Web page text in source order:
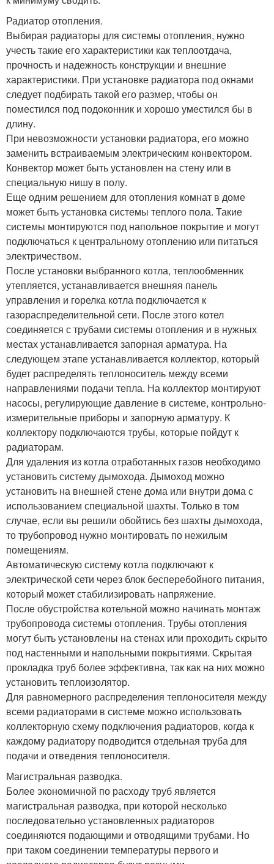
Радиатор отопления.
Выбирая радиаторы для системы отопления, нужно
учесть такие его характеристики как теплоотдача,
прочность и надежность конструкции и внешние
характеристики. При установке радиатора под окнами
следует подбирать такой его размер, чтобы он
поместился под подоконник и хорошо уместился бы в
длину.
При невозможности установки радиатора, его можно
заменить встраиваемым электрическим конвектором.
Конвектор может быть установлен на стену или в
специальную нишу в полу.
Еще одним решением для отопления комнат в доме
может быть установка системы теплого пола. Такие
системы монтируются под напольное покрытие и могут
подключаться к центральному отоплению или питаться
электричеством.
После установки выбранного котла, теплообменник
утепляется, устанавливается внешняя панель
управления и горелка котла подключается к
газораспределительной сети. После этого котел
соединяется с трубами системы отопления и в нужных
местах устанавливается запорная арматура. На
следующем этапе устанавливается коллектор, который
будет распределять теплоноситель между всеми
направлениями подачи тепла. На коллектор монтируют
насосы, регулирующие давление в системе, контрольно-
измерительные приборы и запорную арматуру. К
коллектору подключаются трубы, которые пойдут к
радиаторам.
Для удаления из котла отработанных газов необходимо
установить систему дымохода. Дымоход можно
установить на внешней стене дома или внутри дома с
использованием специальной шахты. Только в том
случае, если вы решили обойтись без шахты дымохода,
то трубопровод нужно монтировать по нежилым
помещениям.
Автоматическую систему котла подключают к
электрической сети через блок бесперебойного питания,
который может стабилизировать напряжение.
После обустройства котельной можно начинать монтаж
трубопровода системы отопления. Трубы отопления
могут быть установлены на стенах или проходить скрыто
под настенными и напольными покрытиями. Скрытая
прокладка труб более эффективна, так как на них можно
установить теплоизолятор.
Для равномерного распределения теплоносителя между
всеми радиаторами в системе можно использовать
коллекторную схему подключения радиаторов, когда к
каждому радиатору подводится отдельная труба для
подачи и отведения теплоносителя.
Магистральная разводка.
Более экономичной по расходу труб является
магистральная разводка, при которой несколько
последовательно установленных радиаторов
соединяются подающими и отводящими трубами. Но
при таком соединении температуры первого и